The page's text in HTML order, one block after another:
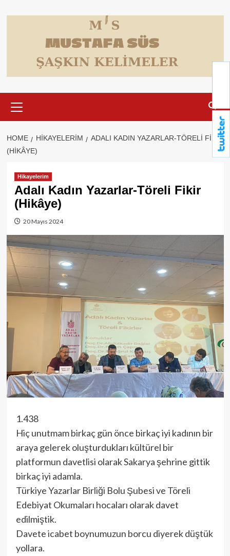
to
Menu
HOME HIKAYELERIM
ADALI KADIN YAZARLAR-TÖRELI FIKIR
(HIKÂYE)
Hikayelerim
Adalı Kadın Yazarlar-Töreli Fikir
(Hikâye)
20 Mayıs 2024
1.438
Hiç unutmam birkaç gün önce birkaç iyi kadının bir
araya gelerek oluşturdukları kültürel bir
platformun davetlisi olarak Sakarya şehrine gittik
birkaç iyi adamla.
Türkiye Yazarlar Birliği Bolu Şubesi ve Töreli
Edebiyat Okumaları hocaları olarak davet
edilmiştik.
Davete icabet boynumuzun borcu diyerek düştük
yollara.